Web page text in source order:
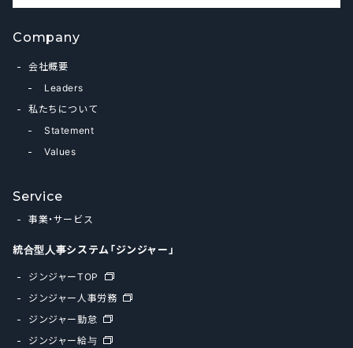
Company
会社概要
Leaders
私たちについて
Statement
Values
Service
事業・サービス
統合型人事システム「ジンジャー」
ジンジャーTOP
ジンジャー人事労務
ジンジャー勤怠
ジンジャー給与